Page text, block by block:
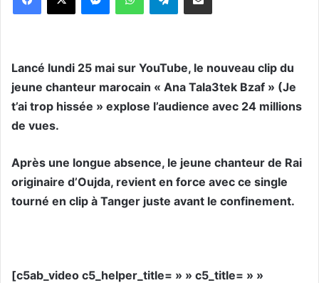
Lancé lundi 25 mai sur YouTube, le nouveau clip du
jeune chanteur marocain « Ana Tala3tek Bzaf » (Je
t’ai trop hissée » explose l’audience avec 24 millions
de vues.
Après une longue absence, le jeune chanteur de Rai
originaire d’Oujda, revient en force avec ce single
tourné en clip à Tanger juste avant le confinement.
[c5ab_video c5_helper_title= » » c5_title= » »